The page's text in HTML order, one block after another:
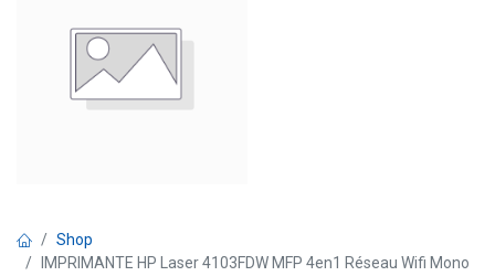
Shop
IMPRIMANTE HP Laser 4103FDW MFP 4en1 Réseau Wifi Mono